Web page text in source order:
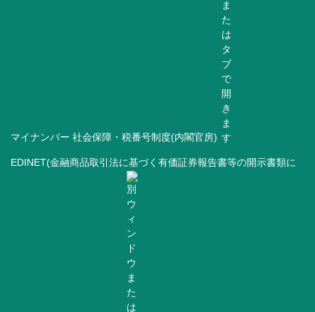
マイナンバー 社会保障・税番号制度(内閣官房)
EDINET(金融商品取引法に基づく有価証券報告書等の開示書類に